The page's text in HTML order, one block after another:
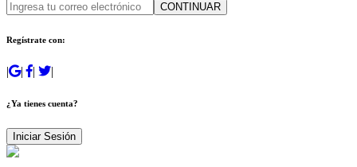
CONTINUAR
Regístrate con:
| | | |
¿Ya tienes cuenta?
Iniciar Sesión